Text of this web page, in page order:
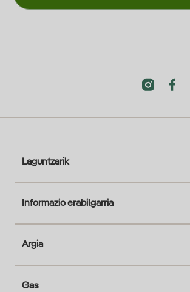
Laguntzarik
Informazio erabilgarria
Argia
Gas